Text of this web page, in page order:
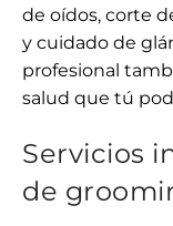
de oídos, corte
y cuidado de
profesional
salud que tú
Servicios
de